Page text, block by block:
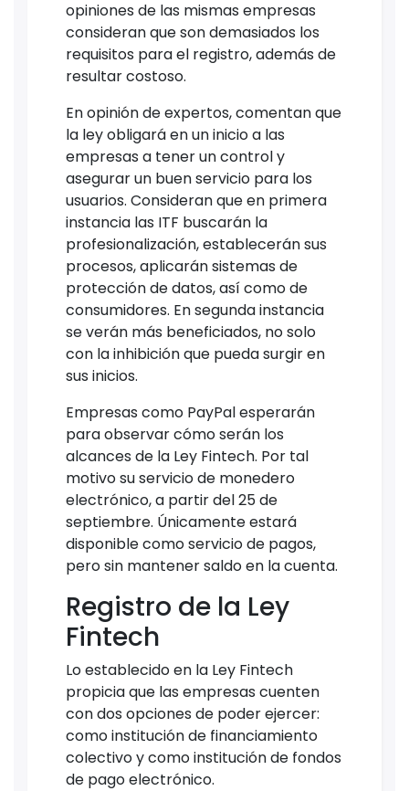
opiniones de las mismas empresas
consideran que son demasiados los
requisitos para el registro, además de
resultar costoso.
En opinión de expertos, comentan que
la ley obligará en un inicio a las
empresas a tener un control y
asegurar un buen servicio para los
usuarios. Consideran que en primera
instancia las ITF buscarán la
profesionalización, establecerán sus
procesos, aplicarán sistemas de
protección de datos, así como de
consumidores. En segunda instancia
se verán más beneficiados, no solo
con la inhibición que pueda surgir en
sus inicios.
Empresas como PayPal esperarán
para observar cómo serán los
alcances de la Ley Fintech. Por tal
motivo su servicio de monedero
electrónico, a partir del 25 de
septiembre. Únicamente estará
disponible como servicio de pagos,
pero sin mantener saldo en la cuenta.
Registro de la Ley
Fintech
Lo establecido en la Ley Fintech
propicia que las empresas cuenten
con dos opciones de poder ejercer:
como institución de financiamiento
colectivo y como institución de fondos
de pago electrónico.